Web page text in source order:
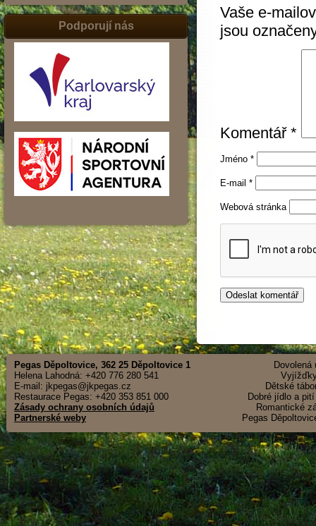
Podporují nás
Vaše e-
jsou
Komentář *
Jméno *
E-mail *
Webová stránka
Pegas Děpoltovice, 362 25 Děpoltovice 1
Helena Lahodná: +420 776 280 541
E-mail: jkpegas@jkpegas.cz
Restaurace Pegas: +420 353 851 000
Zásady ochrany osobních údajů
Partnerské weby
Dětské
Dobré jídlo a
Romantické
Pegas